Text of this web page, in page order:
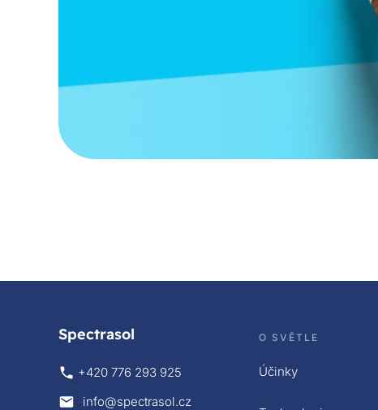
Spectrasol
+420 776 293 925
info@spectrasol.cz
O SVĚTLE
Účinky